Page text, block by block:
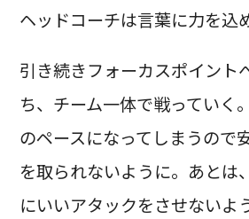
ヘッドコーチは言葉に力を込
引き続きフォーカスポイント
ち、チーム一体で戦っていく
のペースになってしまうので
を取られないように。あとは
にいいアタックをさせないよ